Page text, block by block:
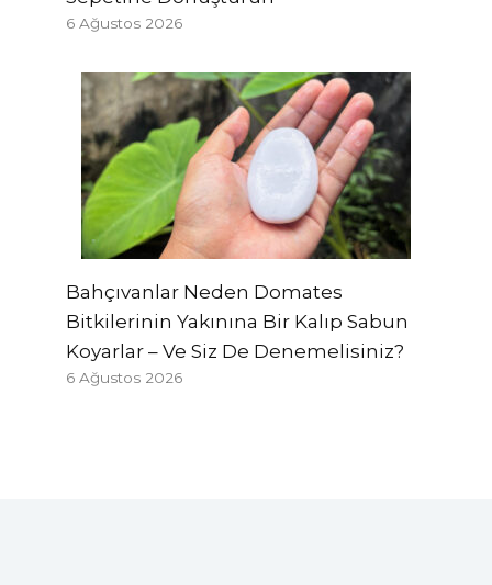
6 Ağustos 2026
Bahçıvanlar Neden Domates
Bitkilerinin Yakınına Bir Kalıp Sabun
Koyarlar – Ve Siz De Denemelisiniz?
6 Ağustos 2026